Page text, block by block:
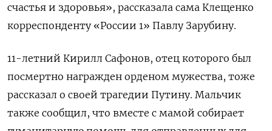
счастья и здоровья», рассказала сама Клещенко
корреспонденту «России 1» Павлу Зарубину.
11-летний Кирилл Сафонов, отец которого был
посмертно награжден орденом мужества, тоже
рассказал о своей трагедии Путину. Мальчик
также сообщил, что вместе с мамой собирает